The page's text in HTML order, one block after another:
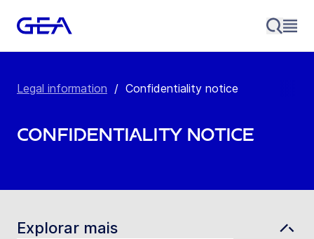
Legal information / Confidentiality notice
Confidentiality notice
Explorar mais